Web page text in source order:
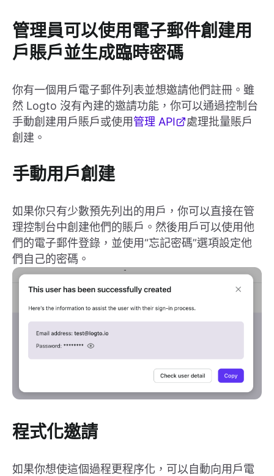
管理員可以使用電子郵件創建用
戶賬戶並生成臨時密碼
你有一個用戶電子郵件列表並想邀請他們註冊。雖
然 Logto 沒有內建的邀請功能，你可以通過控制台
手動創建用戶賬戶或使用管理 API
處理批量賬戶
創建。
手動用戶創建
如果你只有少數預先列出的用戶，你可以直接在管
理控制台中創建他們的賬戶。然後用戶可以使用他
們的電子郵件登錄，並使用“忘記密碼”選項設定他
們自己的密碼。
程式化邀請
如果你想使這個過程更程序化，可以自動向用戶電